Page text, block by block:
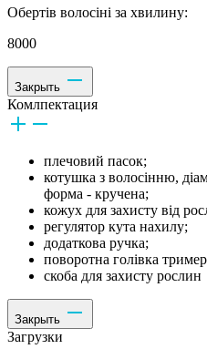
Обертів волосіні за хвилину:
8000
Закрыть
Комлпектация
плечовий пасок;
котушка з волосінню,
форма - кручена;
кожух для захисту від
регулятор кута нахилу;
додаткова ручка;
поворотна голівка
скоба для захисту рослин
Закрыть
Загрузки